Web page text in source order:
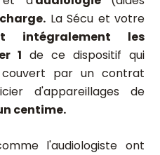
La Sécu et votre
intégralement les
1 de ce dispositif qui
par un contrat
d'appareillages de
centime.
l'audiologiste ont